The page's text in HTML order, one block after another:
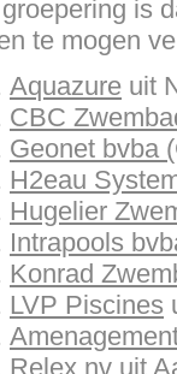
is
te mogen
Aquazure uit
CBC
Geonet bvba
H2eau
Hugelier
Intrapools
Konrad
LVP Piscines
Relex nv uit